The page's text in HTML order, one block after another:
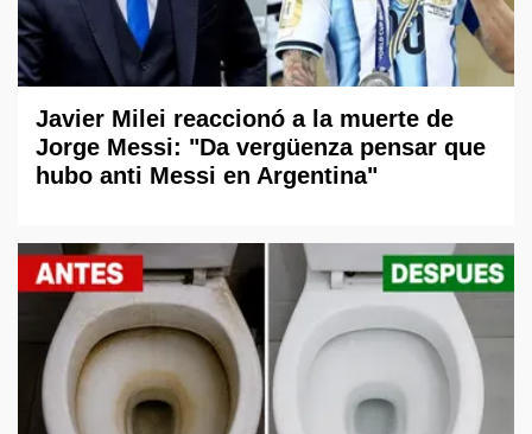
Javier Milei reaccionó a la muerte de
Jorge Messi: "Da vergüenza pensar que
hubo anti Messi en Argentina"